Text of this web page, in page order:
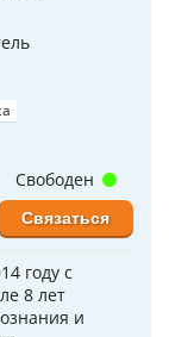
году с
8 лет
и
Свободен
Связаться